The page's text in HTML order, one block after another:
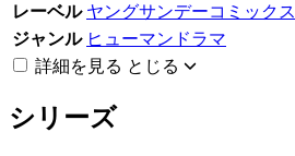
レーベル ヤングサンデーコミックス
ジャンル ヒューマンドラマ
詳細を見る とじる
シリーズ